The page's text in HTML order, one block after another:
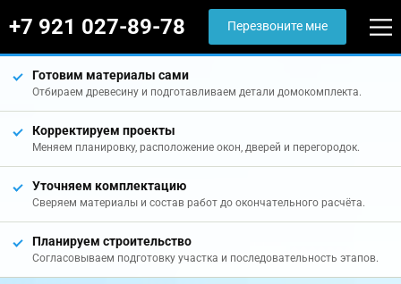
+7 921 027-89-78 Перезвоните мне
Готовим материалы сами
Отбираем древесину и подготавливаем детали домокомплекта.
Корректируем проекты
Меняем планировку, расположение окон, дверей и перегородок.
Уточняем комплектацию
Сверяем материалы и состав работ до окончательного расчёта.
Планируем строительство
Согласовываем подготовку участка и последовательность этапов.